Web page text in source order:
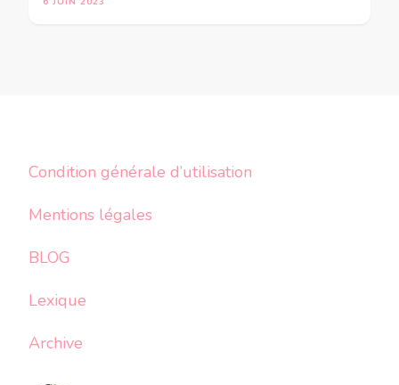
Condition générale d’utilisation
Mentions légales
BLOG
Lexique
Archive